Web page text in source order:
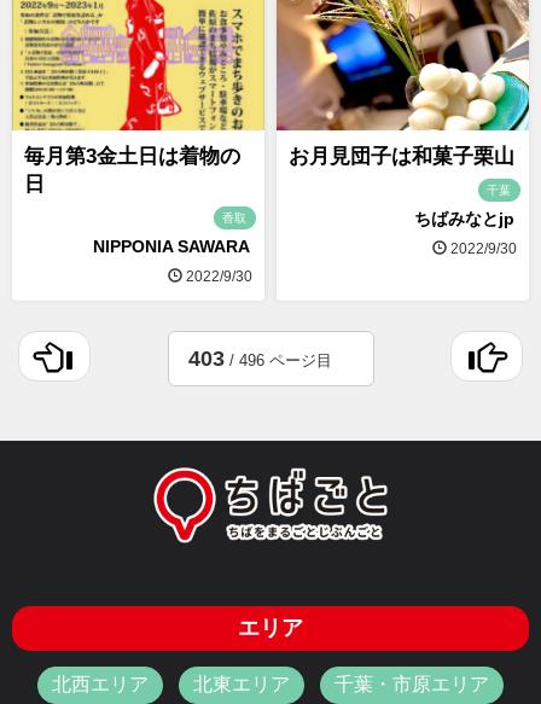
毎月第3金土日は着物の
日
香取
NIPPONIA SAWARA
2022/9/30
お月見団子は和菓子栗山
千葉
ちばみなとjp
2022/9/30
403/ 496 ページ目
エリア
北西エリア 北東エリア 千葉・市原エリア